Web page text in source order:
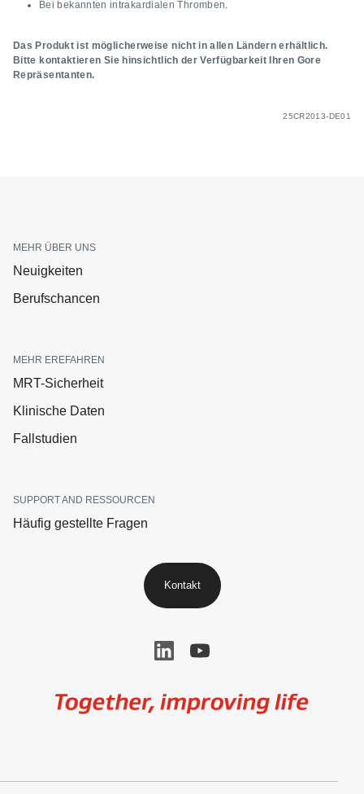
Bei bekannten intrakardialen Thromben.
Das Produkt ist möglicherweise nicht in allen Ländern erhältlich.
Bitte kontaktieren Sie hinsichtlich der Verfügbarkeit Ihren Gore
Repräsentanten.
25CR2013-DE01
MEHR ÜBER UNS
Neuigkeiten
Berufschancen
MEHR EREFAHREN
MRT-Sicherheit
Klinische Daten
Fallstudien
SUPPORT AND RESSOURCEN
Häufig gestellte Fragen
Kontakt